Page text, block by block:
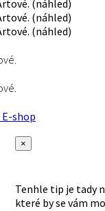
shop
×
Tenhle tip je tady
které by se vám